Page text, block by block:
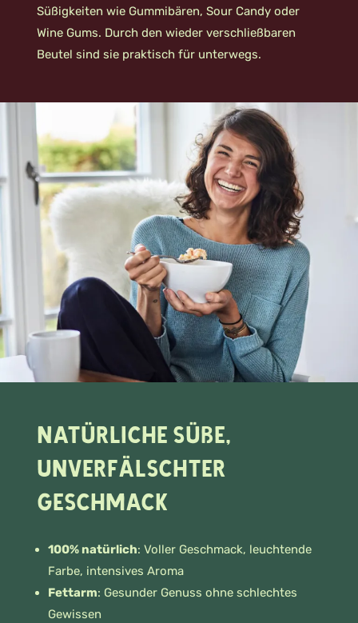
Süßigkeiten wie Gummibären, Sour Candy oder
Wine Gums. Durch den wieder verschließbaren
Beutel sind sie praktisch für unterwegs.
Natürliche Süße,
unverfälschter
Geschmack
100% natürlich: Voller Geschmack, leuchtende
Farbe, intensives Aroma
Fettarm: Gesunder Genuss ohne schlechtes
Gewissen